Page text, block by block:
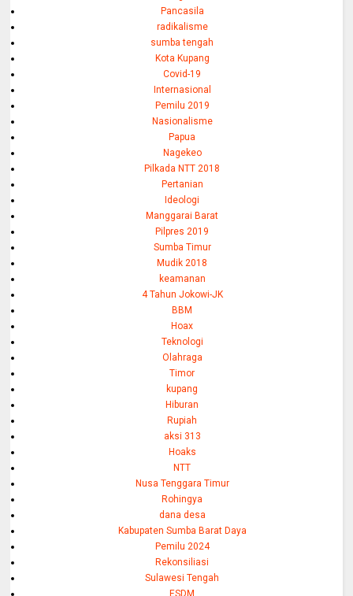
Pancasila
radikalisme
sumba tengah
Kota Kupang
Covid-19
Internasional
Pemilu 2019
Nasionalisme
Papua
Nagekeo
Pilkada NTT 2018
Pertanian
Ideologi
Manggarai Barat
Pilpres 2019
Sumba Timur
Mudik 2018
keamanan
4 Tahun Jokowi-JK
BBM
Hoax
Teknologi
Olahraga
Timor
kupang
Hiburan
Rupiah
aksi 313
Hoaks
NTT
Nusa Tenggara Timur
Rohingya
dana desa
Kabupaten Sumba Barat Daya
Pemilu 2024
Rekonsiliasi
Sulawesi Tengah
ESDM